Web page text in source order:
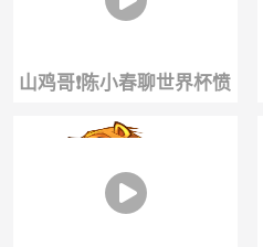
山鸡哥❗️陈小春聊世界杯愤
愤不平，尽显球迷本色